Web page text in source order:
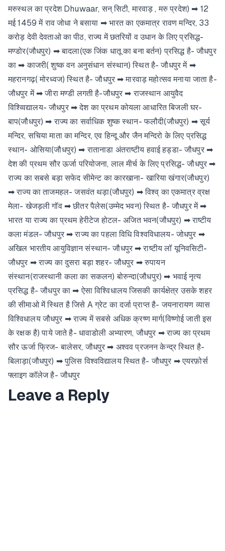
मरुस्थल का प्रदेश Dhuwaar, सन् सिटी, मारवाड़ , मरु प्रदेश) ➡ 12
मई 1459 में राव जोधा ने बसाया ➡ भारत का एकमात्र रावण मन्दिर, 33
करोड़ देवी देवताओ का पीठ, राज्य में छतरियों व उधान के लिए प्रसिद्ध-
मण्डोर(जौधपुर) ➡ बादला(एक जिंक धातू का बना बर्तन) प्रसिद्ध है- जौधपुर
का ➡ काजरी( शुष्क वन अनुसंधान संस्थान) स्थित है- जौधपुर में ➡
महरानगढ़( मोरध्वज) स्थित है- जौधपुर ➡ मारवाड़ महोत्सव मनाया जाता है-
जौधपुर में ➡ जीरा मण्डी लगती है-जौधपुर ➡ राजस्थान आयुवैद
विश्व्विद्यालय- जौधपुर ➡ देश का प्रथम कोयला आधारित बिजली घर-
बाप(जौधपुर) ➡ राज्य का सर्वाधिक शुष्क स्थान- फलौदी(जौधपुर) ➡ सूर्य
मन्दिर, सचिया माता का मन्दिर, एव हिन्दू और जैन मन्दिरो के लिए प्रसिद्ध
स्थान- ओसिया(जौधपुर) ➡ रातानाडा अंतराष्टीय हवाई हड्डा- जौधपुर ➡
देश की प्रथम सौर ऊर्जा परियोजना, लाल मीर्च के लिए प्रसिद्ध- जौधपुर ➡
राज्य का सबसे बड़ा सफेद सीमेन्ट का कारखाना- खारिया खंगार(जौधपुर)
➡ राज्य का ताजमहल- जसवंत थड़ा(जौधपुर) ➡ विश्व् का एकमात्र व्रक्ष
मेला- खेजड़ली गॉव ➡ छीतर पैलेस(उम्मेद भवन) स्थित है- जौधपुर में ➡
भारत या राज्य का प्रथम हेरीटेज होटल- अजित भवन(जौधपुर) ➡ राष्टीय
कला मंडल- जौधपुर ➡ राज्य का पहला विधि विश्वविधालय- जोधपुर ➡
अखिल भारतीय आयुविज्ञान संस्थान- जौधपुर ➡ राष्टीय लॉ यूनिवसिटी-
जौधपुर ➡ राज्य का दुसरा बड़ा शहर- जौधपुर ➡ रुपायन
संस्थान(राजस्थानी कला का सकलन) बोरुन्दा(जौधपुर) ➡ भवाई नृत्य
प्रसिद्ध है- जौधपुर का ➡ ऐसा विश्विधालय जिसकी कार्यक्षेत्र उसके शहर
की सीमाओ में स्थित है जिसे A ग्रेट का दर्जा प्राप्त है- जयनारायण व्यास
विश्विधालय जौधपुर ➡ राज्य में सबसे अधिक क्रष्ण मार्ग(विष्णोई जाती इस
के रक्षक है) पाये जाते है- धावाडोली अभ्यारण, जौधपुर ➡ राज्य का प्रथम
सौर ऊर्जा फ्रिज- बालेसर, जौधपुर ➡ अश्वव प्रजनन केन्द्र स्थित है-
बिलाड़ा(जौधपुर) ➡ पुलिस विश्वविद्यालय स्थित है- जौधपुर ➡ एयरफ़ोर्स
फ्लाइग कॉलेज है- जौधपुर
Leave a Reply